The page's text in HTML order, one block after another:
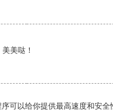
美哒！
可以给你提供最高速度和安全